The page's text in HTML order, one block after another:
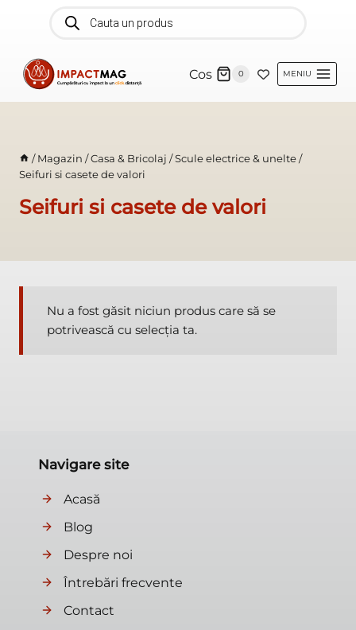
Products
search
Cos 0 MENIU
/ Magazin / Casa & Bricolaj / Scule electrice & unelte /
Seifuri si casete de valori
Seifuri si casete de valori
Nu a fost găsit niciun produs care să se
potrivească cu selecția ta.
Navigare site
Acasă
Blog
Despre noi
Întrebări frecvente
Contact